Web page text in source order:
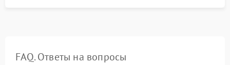
FAQ. Ответы на вопросы